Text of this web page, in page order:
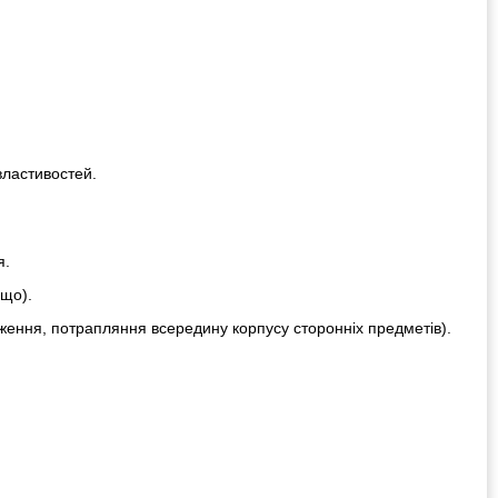
потрапляння всередину корпусу сторонніх предметів).